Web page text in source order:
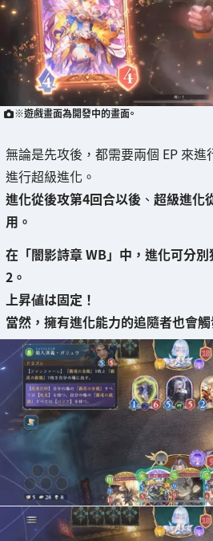
※遊戲畫面為開發中的畫面。
無論是先攻後，都需要兩個 EP 來進
進行超級進化。
進化從後攻第4回合以後 、 超級進化
用。
在「闇影詩章 WB」中， 進化可分
2 。
上昇値は固定！
當然，擁有進化能力的追隨者也會觸